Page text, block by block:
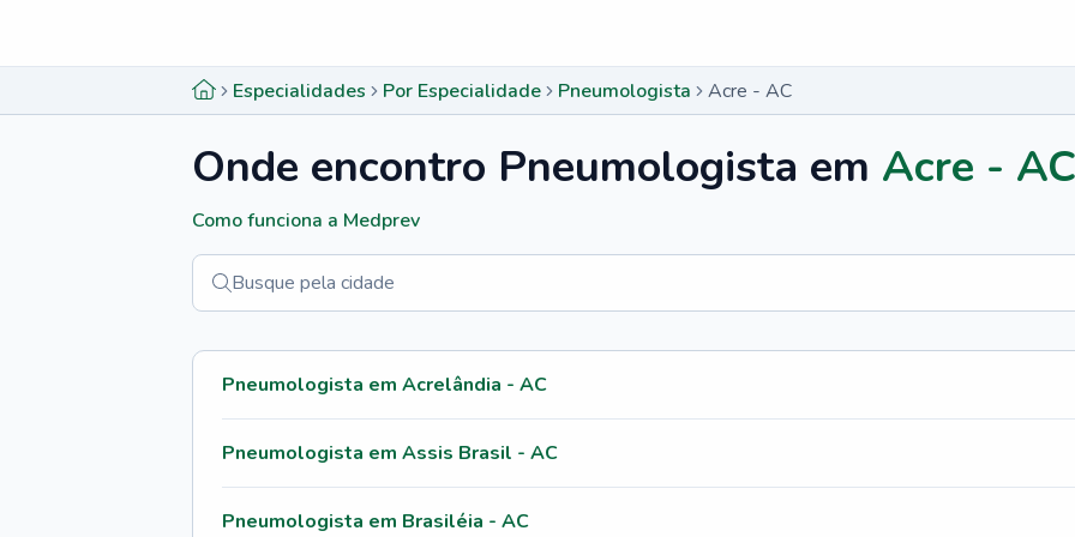
Especialidades Por Especialidade Pneumologista Acre - AC
Onde encontro Pneumologista em Acre - AC
Como funciona a Medprev
Menu lateral
Pneumologista em Acrelândia - AC
Pneumologista em Assis Brasil - AC
Pneumologista em Brasiléia - AC